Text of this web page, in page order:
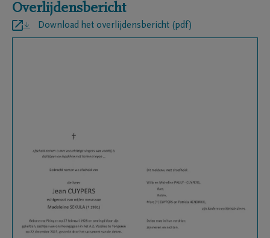
Overlijdensbericht
Download het overlijdensbericht (pdf)